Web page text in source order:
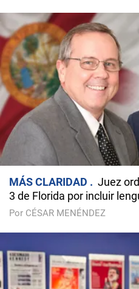
MÁS CLARIDAD
Juez
3 de Florida por incluir
Por CÉSAR MENÉNDEZ